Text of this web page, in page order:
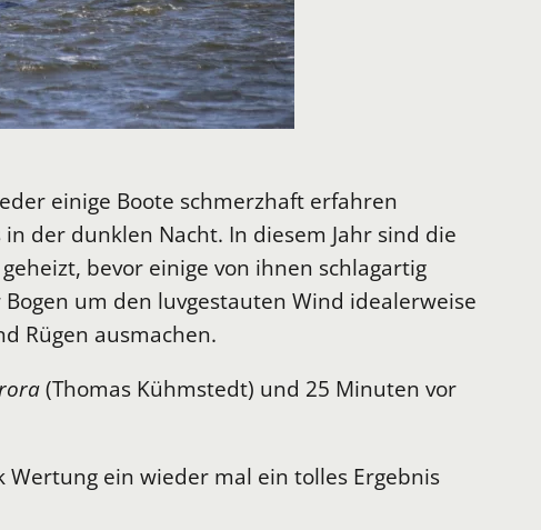
einige Boote schmerzhaft erfahren
der dunklen Nacht. In diesem Jahr sind die
bevor einige von ihnen schlagartig
um den luvgestauten Wind idealerweise
Rügen ausmachen.
(Thomas Kühmstedt) und 25 Minuten vor
ein wieder mal ein tolles Ergebnis